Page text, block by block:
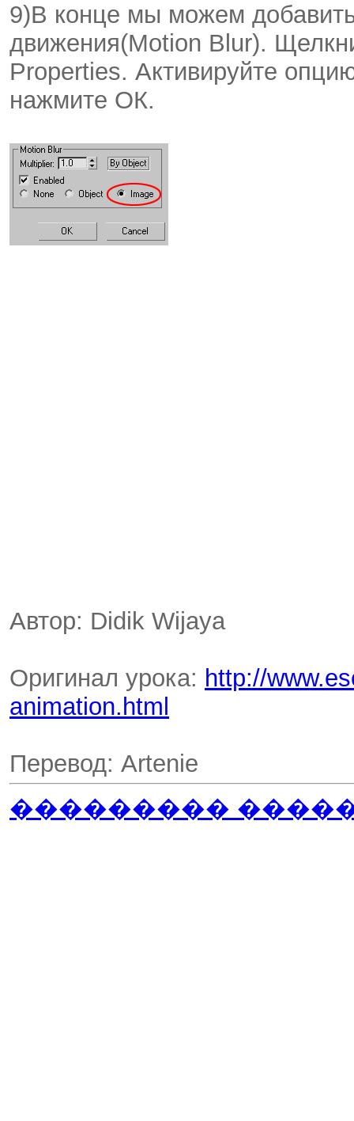
9)В конце мы можем
движения(Motion Blur).
Properties. Активируйте
нажмите ОК.
Автор: Didik Wijaya
Оригинал урока: http://
animation.html
Перевод: Artenie
���������